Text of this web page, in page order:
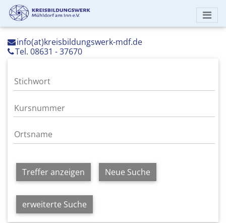
info(at)kreisbildungswerk-mdf.de
Tel. 08631 - 37670
Treffer anzeigen Neue Suche
erweiterte Suche